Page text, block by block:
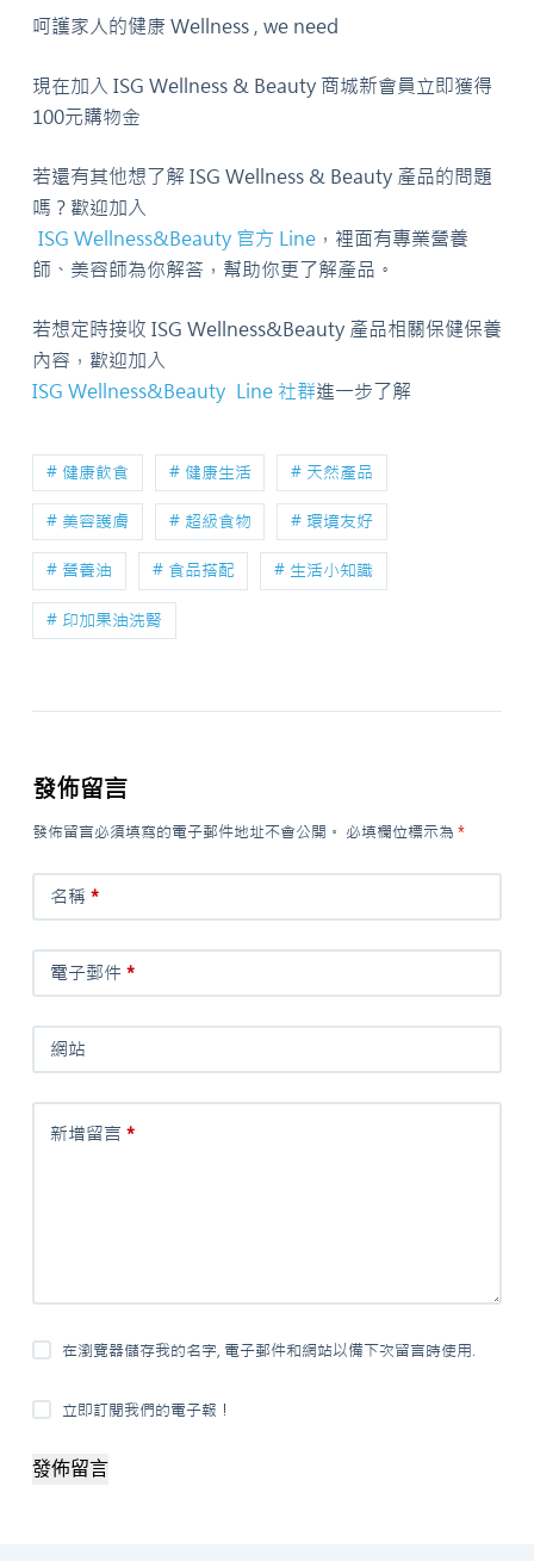
呵護家人的健康 Wellness , we need
現在加入 ISG Wellness & Beauty 商城新會員立即獲得
100元購物金
若還有其他想了解 ISG Wellness & Beauty 產品的問題
嗎？歡迎加入
ISG Wellness&Beauty 官方 Line，裡面有專業營養
師、美容師為你解答，幫助你更了解產品。
若想定時接收 ISG Wellness&Beauty 產品相關保健保養
內容，歡迎加入
ISG Wellness&Beauty Line 社群進一步了解
# 健康飲食 # 健康生活 # 天然產品
# 美容護膚 # 超級食物 # 環境友好
# 營養油 # 食品搭配 # 生活小知識
# 印加果油洗腎
發佈留言
發佈留言必須填寫的電子郵件地址不會公開。 必填欄位標示為 *
名稱 *
電子郵件*
網站
新增留言 *
在瀏覽器儲存我的名字, 電子郵件和網站以備下次留言時使用.
立即訂閱我們的電子報！
發佈留言